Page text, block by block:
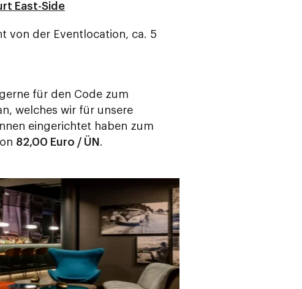
East-Side
von der Eventlocation, ca. 5
für den Code zum
welches wir für unsere
eingerichtet haben zum
82,00 Euro / ÜN .